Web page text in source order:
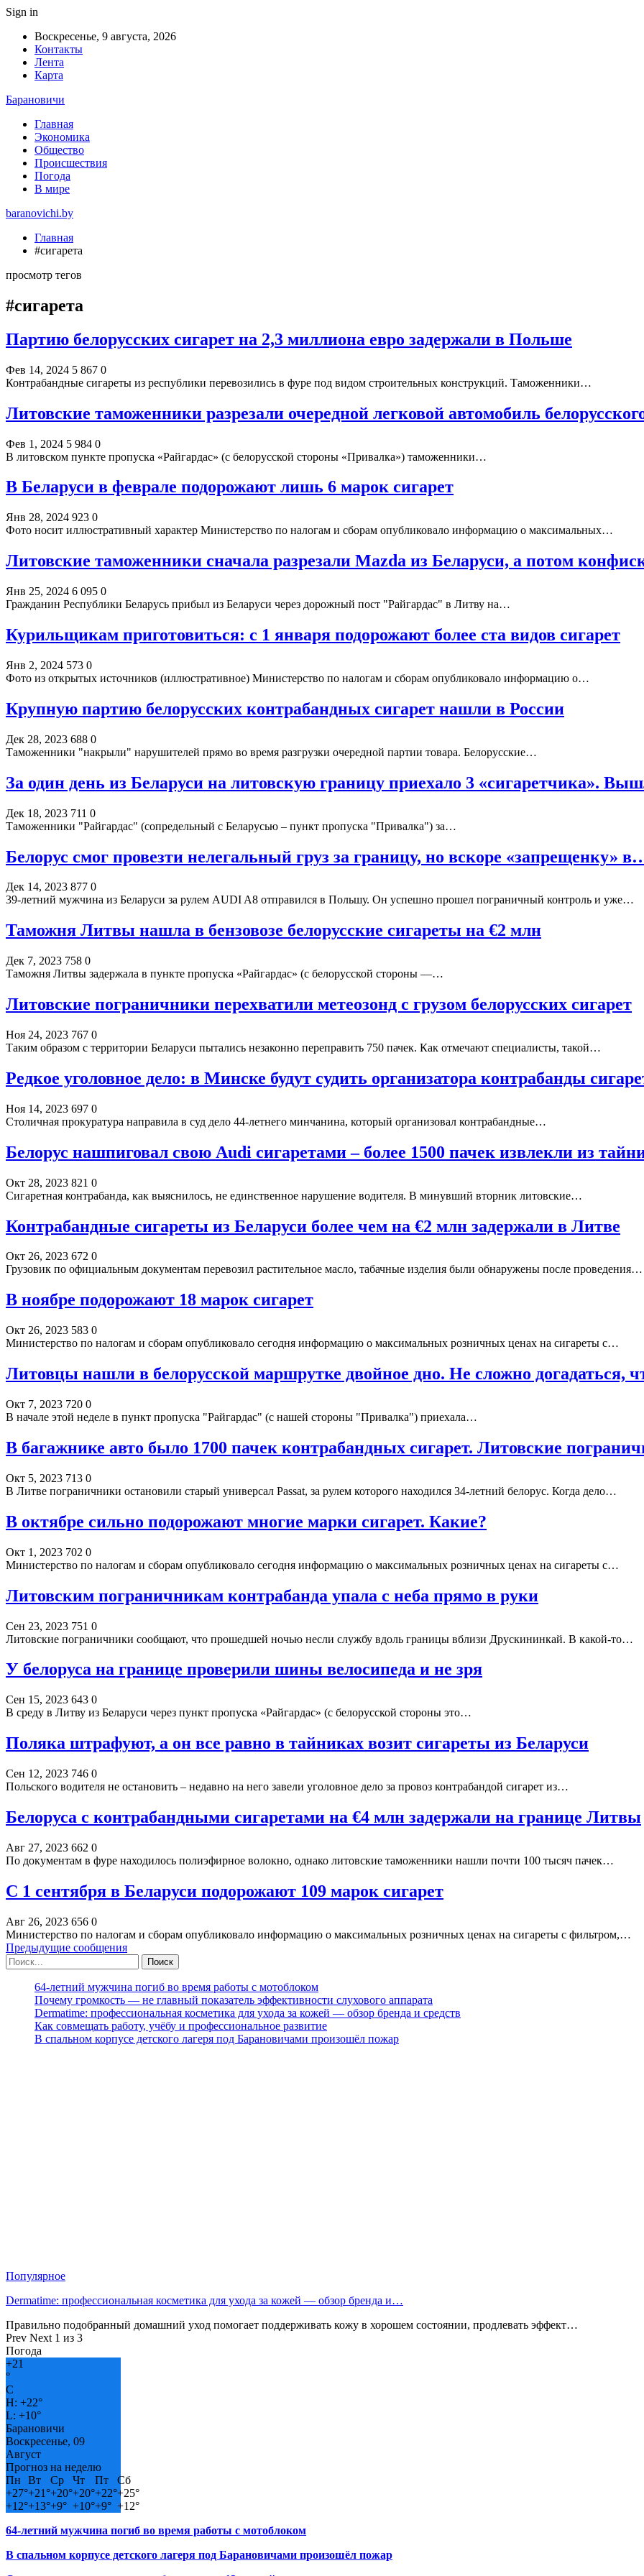
Sign in
Воскресенье, 9 августа, 2026
Контакты
Лента
Карта
Барановичи
Главная
Экономика
Общество
Происшествия
Погода
В мире
baranovichi.by
Главная
#сигарета
просмотр тегов
#сигарета
Партию белорусских сигарет на 2,3 миллиона евро задержали в Польше
Фев 14, 2024 5 867 0
Контрабандные сигареты из республики перевозились в фуре под видом строительных конструкций. Таможенники…
Литовские таможенники разрезали очередной легковой автомобиль
Фев 1, 2024 5 984 0
В литовском пункте пропуска «Райгардас» (с белорусской стороны «Привалка») таможенники…
В Беларуси в феврале подорожают лишь 6 марок сигарет
Янв 28, 2024 923 0
Фото носит иллюстративный характер Министерство по налогам и сборам опубликовало информацию о максимальных…
Литовские таможенники сначала разрезали Mazda из Беларуси, а потом
Янв 25, 2024 6 095 0
Гражданин Республики Беларусь прибыл из Беларуси через дорожный пост "Райгардас" в Литву на…
Курильщикам приготовиться: с 1 января подорожают более ста видов сигарет
Янв 2, 2024 573 0
Фото из открытых источников (иллюстративное) Министерство по налогам и сборам опубликовало информацию о…
Крупную партию белорусских контрабандных сигарет нашли в России
Дек 28, 2023 688 0
Таможенники "накрыли" нарушителей прямо во время разгрузки очередной партии товара. Белорусские…
За один день из Беларуси на литовскую границу приехало 3 «сигаретчика».
Дек 18, 2023 711 0
Таможенники "Райгардас" (сопредельный с Беларусью – пункт пропуска "Привалка") за…
Белорус смог провезти нелегальный груз за границу, но вскоре «запрещенку»
Дек 14, 2023 877 0
39-летний мужчина из Беларуси за рулем AUDI A8 отправился в Польшу. Он успешно прошел пограничный контроль и уже…
Таможня Литвы нашла в бензовозе белорусские сигареты на €2 млн
Дек 7, 2023 758 0
Таможня Литвы задержала в пункте пропуска «Райгардас» (с белорусской стороны —…
Литовские пограничники перехватили метеозонд с грузом белорусских сигарет
Ноя 24, 2023 767 0
Таким образом с территории Беларуси пытались незаконно переправить 750 пачек. Как отмечают специалисты, такой…
Редкое уголовное дело: в Минске будут судить организатора контрабанды
Ноя 14, 2023 697 0
Столичная прокуратура направила в суд дело 44-летнего минчанина, который организовал контрабандные…
Белорус нашпиговал свою Audi сигаретами – более 1500 пачек извлекли из
Окт 28, 2023 821 0
Сигаретная контрабанда, как выяснилось, не единственное нарушение водителя. В минувший вторник литовские…
Контрабандные сигареты из Беларуси более чем на €2 млн задержали в Литве
Окт 26, 2023 672 0
Грузовик по официальным документам перевозил растительное масло, табачные изделия были обнаружены после проведения…
В ноябре подорожают 18 марок сигарет
Окт 26, 2023 583 0
Министерство по налогам и сборам опубликовало сегодня информацию о максимальных розничных ценах на сигареты с…
Литовцы нашли в белорусской маршрутке двойное дно. Не сложно догадаться,
Окт 7, 2023 720 0
В начале этой неделе в пункт пропуска "Райгардас" (с нашей стороны "Привалка") приехала…
В багажнике авто было 1700 пачек контрабандных сигарет. Литовские
Окт 5, 2023 713 0
В Литве пограничники остановили старый универсал Passat, за рулем которого находился 34-летний белорус. Когда дело…
В октябре сильно подорожают многие марки сигарет. Какие?
Окт 1, 2023 702 0
Министерство по налогам и сборам опубликовало сегодня информацию о максимальных розничных ценах на сигареты с…
Литовским пограничникам контрабанда упала с неба прямо в руки
Сен 23, 2023 751 0
Литовские пограничники сообщают, что прошедшей ночью несли службу вдоль границы вблизи Друскининкай. В какой-то…
У белоруса на границе проверили шины велосипеда и не зря
Сен 15, 2023 643 0
В среду в Литву из Беларуси через пункт пропуска «Райгардас» (с белорусской стороны это…
Поляка штрафуют, а он все равно в тайниках возит сигареты из Беларуси
Сен 12, 2023 746 0
Польского водителя не остановить – недавно на него завели уголовное дело за провоз контрабандой сигарет из…
Белоруса с контрабандными сигаретами на €4 млн задержали на границе Литвы
Авг 27, 2023 662 0
По документам в фуре находилось полиэфирное волокно, однако литовские таможенники нашли почти 100 тысяч пачек…
С 1 сентября в Беларуси подорожают 109 марок сигарет
Авг 26, 2023 656 0
Министерство по налогам и сборам опубликовало информацию о максимальных розничных ценах на сигареты с фильтром,…
Предыдущие сообщения
64-летний мужчина погиб во время работы с мотоблоком
Почему громкость — не главный показатель эффективности слухового аппарата
Dermatime: профессиональная косметика для ухода за кожей — обзор бренда и средств
Как совмещать работу, учёбу и профессиональное развитие
В спальном корпусе детского лагеря под Барановичами произошёл пожар
Популярное
Dermatime: профессиональная косметика для ухода за кожей — обзор бренда и…
Правильно подобранный домашний уход помогает поддерживать кожу в хорошем состоянии, продлевать эффект…
Prev Next 1 из 3
Погода
+21
°
C
H: +22°
L: +10°
Барановичи
Воскресенье, 09
Август
Прогноз на неделю
Пн
Вт Ср Чт Пт
Сб
+27°+21°+20°+20°+22°+25°
+12°+13°+9° +10°+9° +12°
64-летний мужчина погиб во время работы с мотоблоком
В спальном корпусе детского лагеря под Барановичами произошёл пожар